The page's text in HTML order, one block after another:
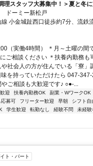
理スタッフ大募集中！＞夏と冬
キマ時間でOK！
ドーミー新松戸
小金城趾西口徒歩約7分、流鉄
野常磐連絡線 南流山北口徒歩約
（実働4時間） ＊月～土曜の間
ご相談ください ＊扶養内勤務も
社会人の方が住んでいる「寮」
を持っていただけたら 047-
やご相談も大歓迎です♪ ○●-...
迎 扶養内勤務OK 副業・WワークOK
募可 フリーター歓迎 早朝 シフト自
学生歓迎 転勤なし 経験不問 未経験
ト・パート